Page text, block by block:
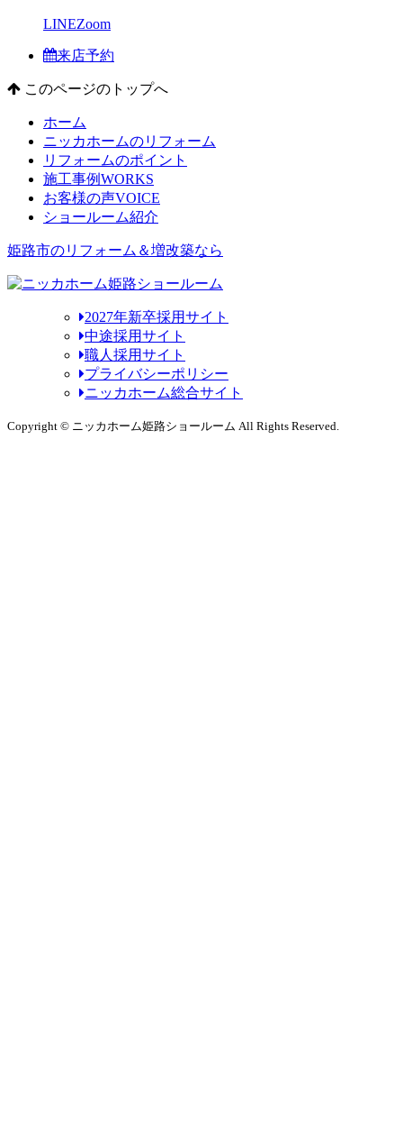
LINEZoom
来店予約
このページのトップへ
ホーム
ニッカホームのリフォーム
リフォームのポイント
施工事例WORKS
お客様の声VOICE
ショールーム紹介
姫路市のリフォーム＆増改築なら
2027年新卒採用サイト
中途採用サイト
職人採用サイト
プライバシーポリシー
ニッカホーム総合サイト
Copyright © ニッカホーム姫路ショールーム All Rights Reserved.